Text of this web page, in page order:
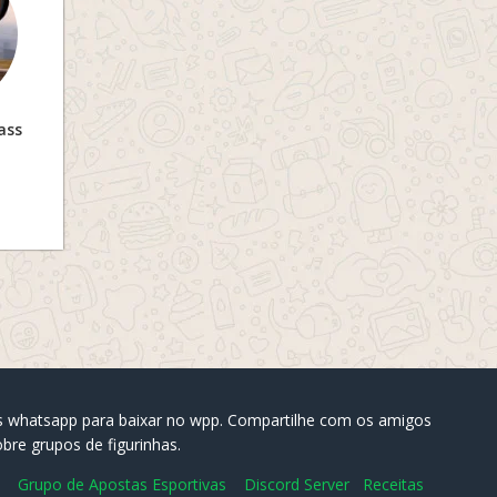
para baixar no wpp. Compartilhe com os amigos
grupos de figurinhas.
Grupo de Apostas Esportivas Discord Server Receitas